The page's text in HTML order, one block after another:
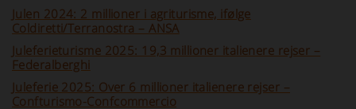
Julen 2024: 2 millioner i agriturisme, ifølge
Coldiretti/Terranostra – ANSA
Juleferieturisme 2025: 19,3 millioner italienere rejser –
Federalberghi
Juleferie 2025: Over 6 millioner italienere rejser –
Confturismo-Confcommercio